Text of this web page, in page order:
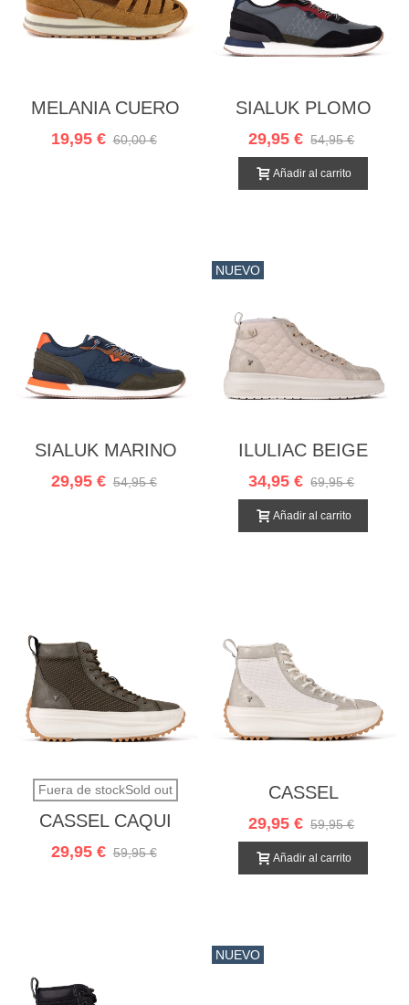
MELANIA CUERO
19,95 € 60,00 €
SIALUK PLOMO
29,95 € 54,95 €
Añadir al carrito
SIALUK MARINO
29,95 € 54,95 €
NUEVO
ILULIAC BEIGE
34,95 € 69,95 €
Añadir al carrito
Fuera de stockSold out
CASSEL CAQUI
29,95 € 59,95 €
CASSEL
CHAMPAGNE
29,95 € 59,95 €
Añadir al carrito
NUEVO